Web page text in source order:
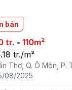
bán
tr. •110m²
tr./m²
Thơ, Q. Ô Môn, P.
08/2025